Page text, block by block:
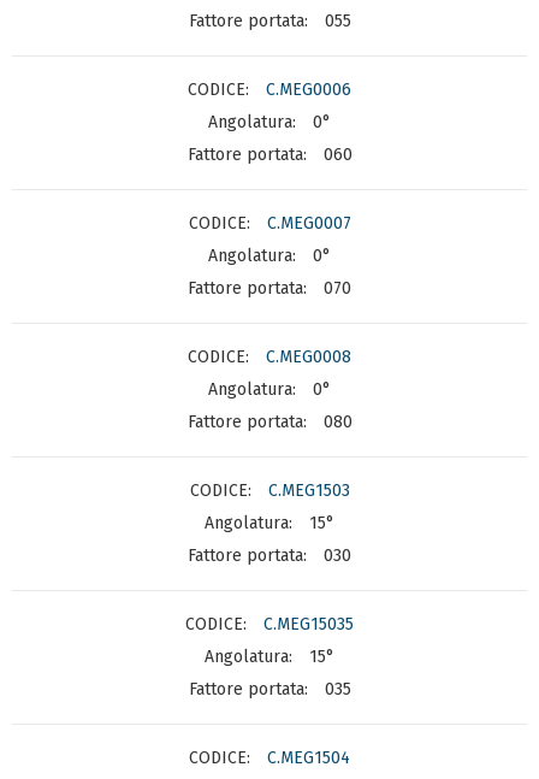
055
C.MEG0006
0°
060
C.MEG0007
0°
070
C.MEG0008
0°
080
C.MEG1503
15°
030
C.MEG15035
15°
035
C.MEG1504